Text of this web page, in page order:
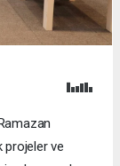
projeler ve